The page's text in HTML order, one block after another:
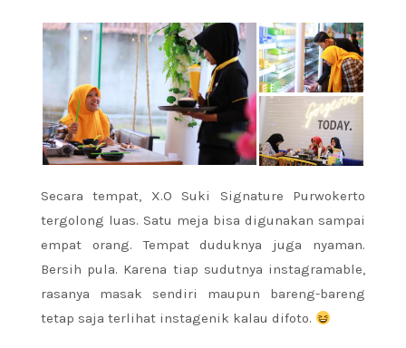
Secara tempat, X.O Suki Signature Purwokerto
tergolong luas. Satu meja bisa digunakan sampai
empat orang. Tempat duduknya juga nyaman.
Bersih pula. Karena tiap sudutnya instagramable,
rasanya masak sendiri maupun bareng-bareng
tetap saja terlihat instagenik kalau difoto.